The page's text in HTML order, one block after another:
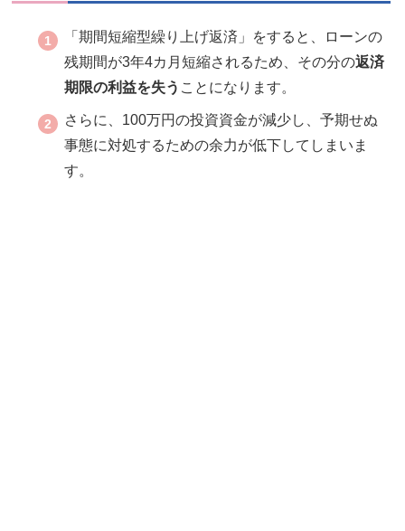
「期間短縮型繰り上げ返済」をすると、ローンの
残期間が3年4カ月短縮されるため、その分の返済
期限の利益を失う ことになります。
さらに、100万円の投資資金が減少し、予期せぬ
事態に対処するための余力が低下してしまいま
す。